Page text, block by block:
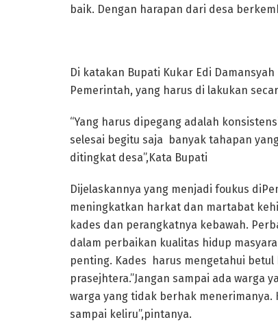
baik. Dengan harapan dari desa
Di katakan Bupati Kukar Edi
Pemerintah, yang harus di lakukan
“Yang harus dipegang adalah
selesai begitu saja banyak tahapan
ditingkat desa”,Kata Bupati
Dijelaskannya yang menjadi foukus
meningkatkan harkat dan martabat
kades dan perangkatnya kebawah.
dalam perbaikan kualitas hidup
penting. Kades harus mengetahui
prasejhtera.”Jangan sampai ada
warga yang tidak berhak
sampai keliru”,pintanya.